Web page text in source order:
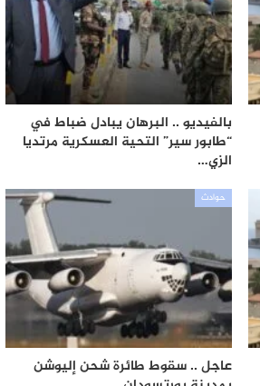
بالفيديو .. البرهان يبادل ضباط في
“طابور سير” التحية العسكرية مرتديا
الزي…
حوادث
عاجل .. سقوط طائرة شحن إليوشن